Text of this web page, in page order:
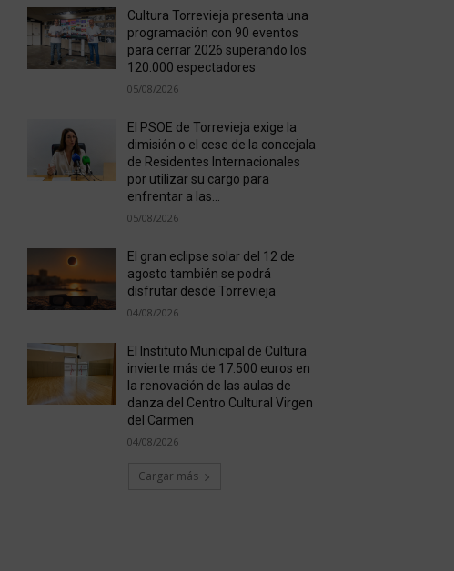
Cultura Torrevieja presenta una
programación con 90 eventos
para cerrar 2026 superando los
120.000 espectadores
05/08/2026
El PSOE de Torrevieja exige la
dimisión o el cese de la concejala
de Residentes Internacionales
por utilizar su cargo para
enfrentar a las...
05/08/2026
El gran eclipse solar del 12 de
agosto también se podrá
disfrutar desde Torrevieja
04/08/2026
El Instituto Municipal de Cultura
invierte más de 17.500 euros en
la renovación de las aulas de
danza del Centro Cultural Virgen
del Carmen
04/08/2026
Cargar más